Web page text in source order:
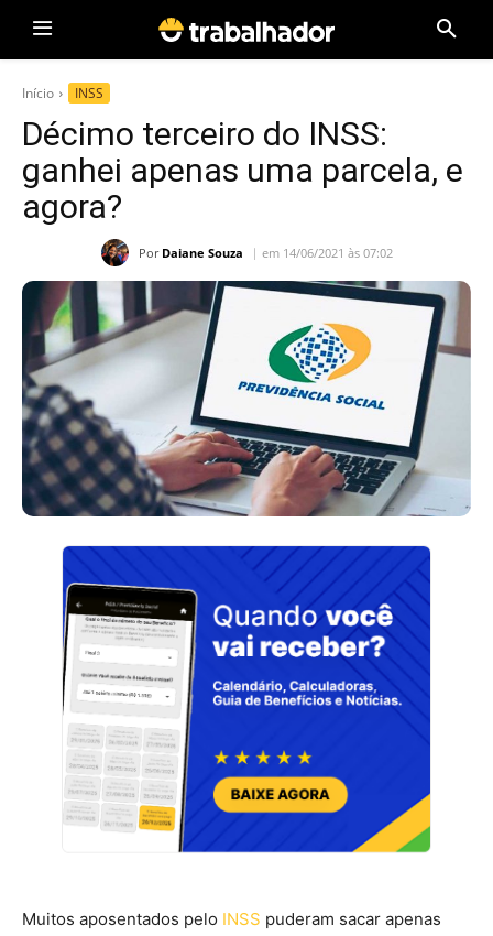
Início INSS
Décimo terceiro do INSS:
ganhei apenas uma parcela, e
agora?
Por Daiane Souza em 14/06/2021 às 07:02
Muitos aposentados pelo INSS puderam sacar apenas